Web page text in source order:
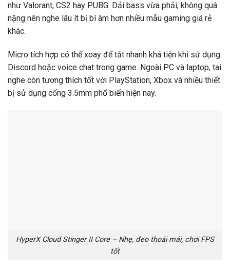
như Valorant, CS2 hay PUBG. Dải bass vừa phải, không quá
nặng nên nghe lâu ít bị bí âm hơn nhiều mẫu gaming giá rẻ
khác.
Micro tích hợp có thể xoay để tắt nhanh khá tiện khi sử dụng
Discord hoặc voice chat trong game. Ngoài PC và laptop, tai
nghe còn tương thích tốt với PlayStation, Xbox và nhiều thiết
bị sử dụng cổng 3.5mm phổ biến hiện nay.
HyperX Cloud Stinger II Core – Nhẹ, đeo thoải mái, chơi FPS
tốt